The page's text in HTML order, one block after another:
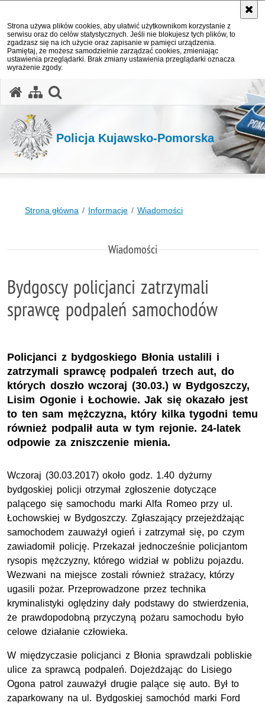
Strona używa plików cookies, aby ułatwić użytkownikom korzystanie z
serwisu oraz do celów statystycznych. Jeśli nie blokujesz tych plików, to
zgadzasz się na ich użycie oraz zapisanie w pamięci urządzenia.
Pamiętaj, że możesz samodzielnie zarządzać cookies, zmieniając
ustawienia przeglądarki. Brak zmiany ustawienia przeglądarki oznacza
wyrażenie zgody.
Policja Kujawsko-Pomorska
Strona główna Informacje Wiadomości
Wiadomości
Bydgoscy policjanci zatrzymali
sprawcę podpaleń samochodów
Policjanci z bydgoskiego Błonia ustalili i
zatrzymali sprawcę podpaleń trzech aut, do
których doszło wczoraj (30.03.) w Bydgoszczy,
Lisim Ogonie i Łochowie. Jak się okazało jest
to ten sam mężczyzna, który kilka tygodni temu
również podpalił auta w tym rejonie. 24-latek
odpowie za zniszczenie mienia.
Wczoraj (30.03.2017) około godz. 1.40 dyżurny
bydgoskiej policji otrzymał zgłoszenie dotyczące
palącego się samochodu marki Alfa Romeo przy ul.
Łochowskiej w Bydgoszczy. Zgłaszający przejeżdżając
samochodem zauważył ogień i zatrzymał się, po czym
zawiadomił policję. Przekazał jednocześnie policjantom
rysopis mężczyzny, którego widział w pobliżu pojazdu.
Wezwani na miejsce zostali również strażacy, którzy
ugasili pożar. Przeprowadzone przez technika
kryminalistyki oględziny dały podstawy do stwierdzenia,
że prawdopodobną przyczyną pożaru samochodu było
celowe działanie człowieka.
W międzyczasie policjanci z Błonia sprawdzali pobliskie
ulice za sprawcą podpaleń. Dojeżdżając do Lisiego
Ogona patrol zauważył drugie palące się auto. Był to
zaparkowany na ul. Bydgoskiej samochód marki Ford